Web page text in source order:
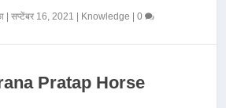
|सप्टेंबर 16, 2021 Knowledge |0
Pratap Horse